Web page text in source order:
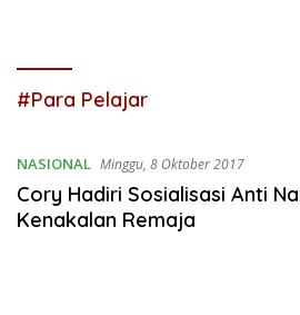
#Para Pelajar
NASIONAL Minggu, 8 Oktober 2017
Cory Hadiri Sosialisasi Anti
Kenakalan Remaja